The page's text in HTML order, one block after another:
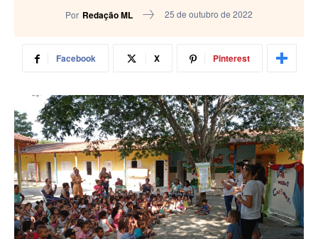
Por Redação ML 25 de outubro de 2022
Facebook X Pinterest